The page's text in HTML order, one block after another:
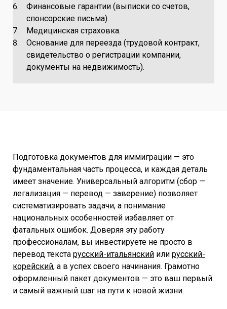
Финансовые гарантии (выписки со счетов,
спонсорские письма).
Медицинская страховка.
Основание для переезда (трудовой контракт,
свидетельство о регистрации компании,
документы на недвижимость).
Подготовка документов для иммиграции — это
фундаментальная часть процесса, и каждая деталь
имеет значение. Универсальный алгоритм (сбор —
легализация — перевод — заверение) позволяет
систематизировать задачи, а понимание
национальных особенностей избавляет от
фатальных ошибок. Доверяя эту работу
профессионалам, вы инвестируете не просто в
перевод текста русский-итальянский или русский-
корейский, а в успех своего начинания. Грамотно
оформленный пакет документов — это ваш первый
и самый важный шаг на пути к новой жизни.